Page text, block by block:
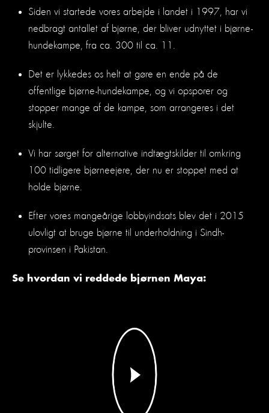
Siden vi startede vores arbejde i landet i 1997, har vi
nedbragt antallet af bjørne, der bliver udnyttet i bjørne-
hundekampe, fra ca. 300 til ca. 11.
Det er lykkedes os helt at gøre en ende på de
offentlige bjørne-hundekampe, og vi opsporer og
stopper mange af de kampe, som arrangeres i det
skjulte.
Vi har sørget for alternative indtægtskilder til omkring
100 tidligere bjørneejere, der nu er stoppet med at
holde bjørne.
Efter vores mangeårige lobbyindsats blev det i 2015
ulovligt at bruge bjørne til underholdning i Sindh-
provinsen i Pakistan.
Se hvordan vi reddede bjørnen Maya: